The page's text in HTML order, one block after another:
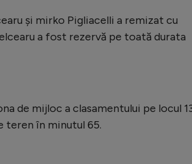
și mirko Pigliacelli a remizat cu
a fost rezervă pe toată durata
de mijloc a clasamentului pe locul
teren în minutul 65.